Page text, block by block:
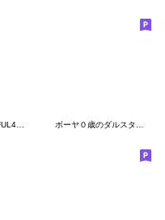
LIFE IS BEAUTIFUL4～前世からの友～ ボーヤ０歳のダルスタンプver.3